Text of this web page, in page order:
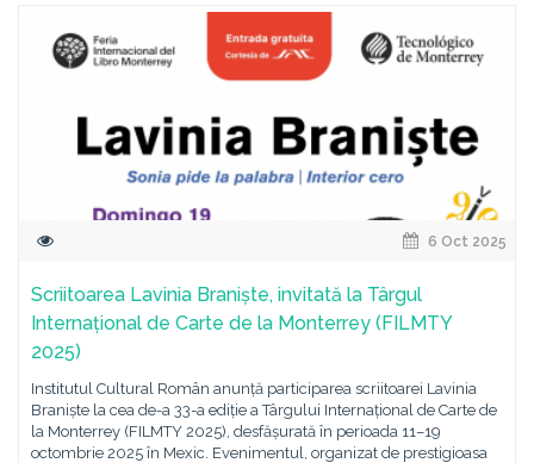
6 Oct 2025
Scriitoarea Lavinia Braniște, invitată la Târgul
Internațional de Carte de la Monterrey (FILMTY
2025)
Institutul Cultural Român anunță participarea scriitoarei Lavinia
Braniște la cea de-a 33-a ediție a Târgului Internațional de Carte de
la Monterrey (FILMTY 2025), desfășurată în perioada 11–19
octombrie 2025 în Mexic. Evenimentul, organizat de prestigioasa